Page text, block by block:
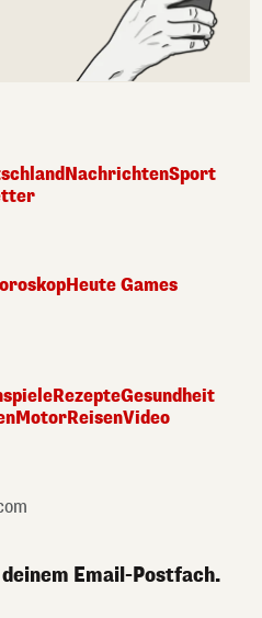
NachrichtenSport
Heute Games
RezepteGesundheit
MotorReisenVideo
Email-Postfach.